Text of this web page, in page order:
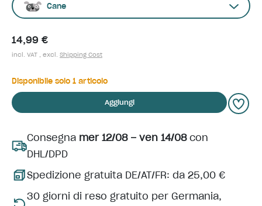
Cane
14,99 €
incl. VAT , excl. Shipping Cost
Disponibile solo 1 articolo
Aggiungi
Consegna mer 12/08 – ven 14/08con
DHL/DPD
Spedizione gratuita DE/AT/FR: da 25,00 €
30 giorni di reso gratuito per Germania,